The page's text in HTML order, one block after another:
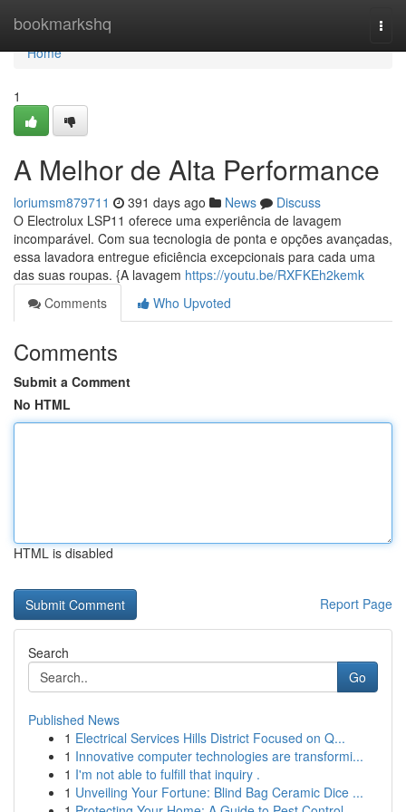
bookmarkshq
Home
Home
1
A Melhor de Alta Performance
loriumsm879711 391 days ago News
Discuss
O Electrolux LSP11 oferece uma experiência de lavagem
incomparável. Com sua tecnologia de ponta e opções avançadas,
essa lavadora entregue eficiência excepcionais para cada uma
das suas roupas. {A lavagem https://youtu.be/RXFKEh2kemk
Comments
Who Upvoted
Comments
Submit a Comment
No HTML
HTML is disabled
Report Page
Search
Go
Published News
1 Electrical Services Hills District Focused on Q...
1 Innovative computer technologies are transformi...
1 I'm not able to fulfill that inquiry .
1 Unveiling Your Fortune: Blind Bag Ceramic Dice ...